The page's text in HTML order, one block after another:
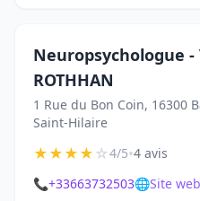
Neuropsychologue -
ROTHHAN
1 Rue du Bon Coin, 16300
Saint-Hilaire
★★★★☆4/5•4 avis
📞+33663732503🌐Site web